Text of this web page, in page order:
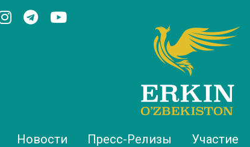
Новости Пресс-Релизы Участие